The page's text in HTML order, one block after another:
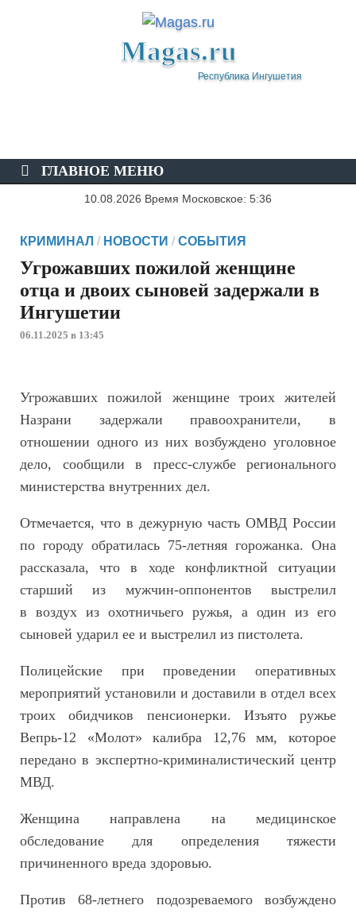
Magas.ru
Республика Ингушетия
ГЛАВНОЕ МЕНЮ
10.08.2026 Время Московское: 5:36
КРИМИНАЛ / НОВОСТИ / СОБЫТИЯ
Угрожавших пожилой женщине
отца и двоих сыновей задержали в
Ингушетии
06.11.2025 в 13:45
Угрожавших пожилой женщине троих жителей
Назрани задержали правоохранители, в
отношении одного из них возбуждено уголовное
дело, сообщили в пресс-службе регионального
министерства внутренних дел.
Отмечается, что в дежурную часть ОМВД России
по городу обратилась 75-летняя горожанка. Она
рассказала, что в ходе конфликтной ситуации
старший из мужчин-оппонентов выстрелил
в воздух из охотничьего ружья, а один из его
сыновей ударил ее и выстрелил из пистолета.
Полицейские при проведении оперативных
мероприятий установили и доставили в отдел всех
троих обидчиков пенсионерки. Изъято ружье
Вепрь-12 «Молот» калибра 12,76 мм, которое
передано в экспертно-криминалистический центр
МВД.
Женщина направлена на медицинское
обследование для определения тяжести
причиненного вреда здоровью.
Против 68-летнего подозреваемого возбуждено